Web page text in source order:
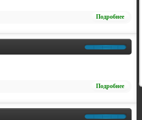
Подробнее
Подробнее